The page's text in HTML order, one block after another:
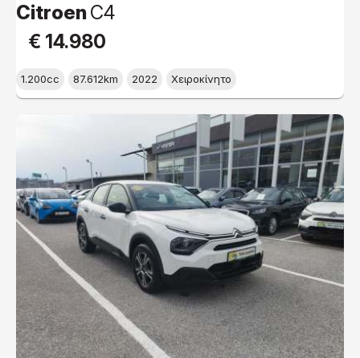
CitroenC4
€ 14.980
1.200cc 87.612km 2022 Χειροκίνητο